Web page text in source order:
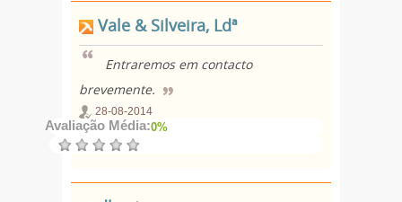
Vale & Silveira, Ldª
Entraremos em contacto
brevemente.
28-08-2014
Avaliação Média:0%